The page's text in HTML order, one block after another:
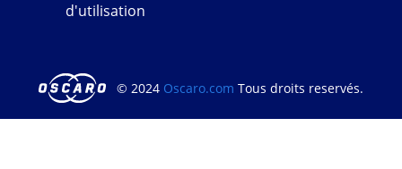
d'utilisation
© 2024 Oscaro.com Tous droits reservés.